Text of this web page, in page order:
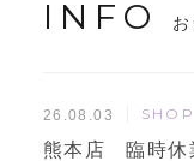
INFO
26.08.03 SHOP
熊本店 臨時休